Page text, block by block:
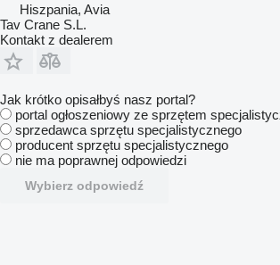
Hiszpania, Avia
Tav Crane S.L.
Kontakt z dealerem
Jak krótko opisałbyś nasz portal?
portal ogłoszeniowy ze sprzętem
sprzedawca sprzętu specjalistycznego
producent sprzętu specjalistycznego
nie ma poprawnej odpowiedzi
Wybierz odpowiedź